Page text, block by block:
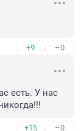
+9 –0
есть. У нас
+15 –0